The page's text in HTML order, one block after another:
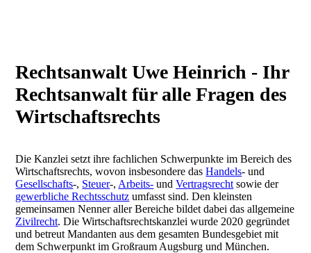
Rechtsanwalt Uwe Heinrich - Ihr
Rechtsanwalt für alle Fragen des
Wirtschaftsrechts
Die Kanzlei setzt ihre fachlichen Schwerpunkte im Bereich des
Wirtschaftsrechts, wovon insbesondere dasHandels- und
Gesellschafts-, Steuer-, Arbeits- undVertragsrecht sowie der
gewerbliche Rechtsschutz umfasst sind. Den kleinsten
gemeinsamen Nenner aller Bereiche bildet dabei das allgemeine
Zivilrecht. Die Wirtschaftsrechtskanzlei wurde 2020 gegründet
und betreut Mandanten aus dem gesamten Bundesgebiet mit
dem Schwerpunkt im Großraum Augsburg und München.